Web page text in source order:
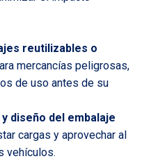
reutilizables o
mercancías peligrosas,
de uso antes de su
diseño del embalaje
cargas y aprovechar al
vehículos.